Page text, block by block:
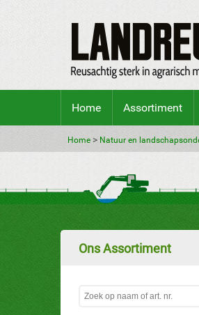
Home Assortiment
Home > Natuur en
Ons Assortiment